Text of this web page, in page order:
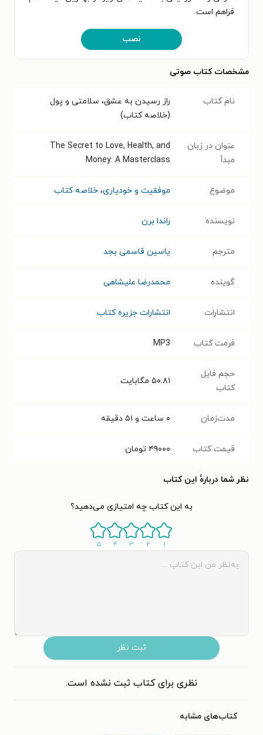
فراهم است.
نصب
مشخصات کتاب صوتی
نام کتاب
راز رسیدن به عشق، سلامتی و پول
(خلاصه کتاب)
عنوان در زبان
مبدأ
The Secret to Love, Health, and
Money: A Masterclass
موضوع موفقیت و خودیاری، خلاصه کتاب
نویسنده راندا برن
مترجم یاسین قاسمی بجد
گوینده محمدرضا علیشاهی
انتشارات انتشارات جزیره کتاب
فرمت کتاب MP3
حجم فایل
کتاب
۵۰.۸۱ مگابایت
مدت‌زمان ۰ ساعت و ۵۱ دقیقه
قیمت کتاب ۴۹۰۰۰ تومان
نظر شما دربارهٔ این کتاب
به این کتاب چه امتیازی می‌دهید؟
۱ ۲ ۳ ۴ ۵
ثبت نظر
نظری برای کتاب ثبت نشده است.
کتاب‌های مشابه